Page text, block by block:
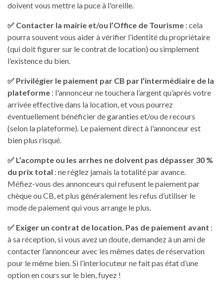
doivent vous mettre la puce à l'oreille.
✅ Contacter la mairie et/ou l’Office de Tourisme : cela
pourra souvent vous aider à vérifier l’identité du propriétaire
(qui doit figurer sur le contrat de location) ou simplement
l’existence du bien.
✅ Privilégier le paiement par CB par l’intermédiaire de la
plateforme : l'annonceur ne touchera l’argent qu’après votre
arrivée effective dans la location, et vous pourrez
éventuellement bénéficier de garanties et/ou de recours
(selon la plateforme). Le paiement direct à l'annonceur est
bien plus risqué.
✅ L’acompte ou les arrhes ne doivent pas dépasser 30 %
du prix total : ne réglez jamais la totalité par avance.
Méfiez-vous des annonceurs qui refusent le paiement par
chèque ou CB, et plus généralement les refus d’utiliser le
mode de paiement qui vous arrange le plus.
✅ Exiger un contrat de location. Pas de paiement avant :
à sa réception, si vous avez un doute, demandez à un ami de
contacter l’annonceur avec les mêmes dates de réservation
pour le même bien. Si l’interlocuteur ne fait pas état d’une
option en cours sur le bien, fuyez !